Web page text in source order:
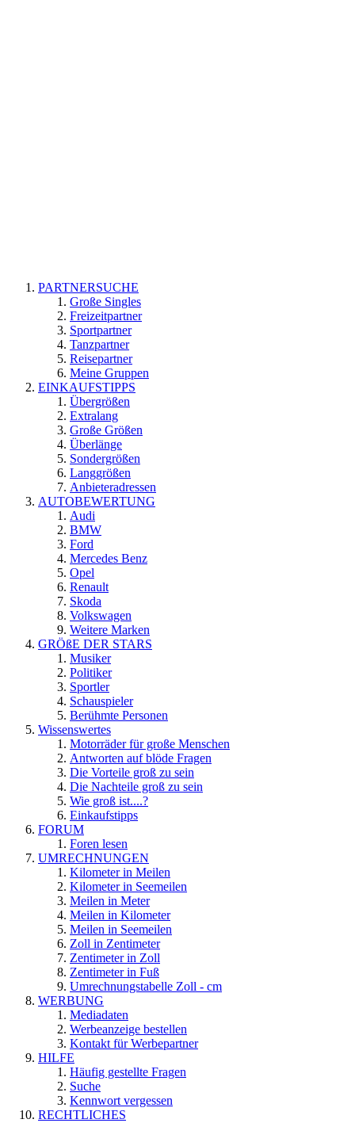
PARTNERSUCHE
Große Singles
Freizeitpartner
Sportpartner
Tanzpartner
Reisepartner
Meine Gruppen
EINKAUFSTIPPS
Übergrößen
Extralang
Große Größen
Überlänge
Sondergrößen
Langgrößen
Anbieteradressen
AUTOBEWERTUNG
Audi
BMW
Ford
Mercedes Benz
Opel
Renault
Skoda
Volkswagen
Weitere Marken
GRÖßE DER STARS
Musiker
Politiker
Sportler
Schauspieler
Berühmte Personen
Wissenswertes
Motorräder für große Menschen
Antworten auf blöde Fragen
Die Vorteile groß zu sein
Die Nachteile groß zu sein
Wie groß ist....?
Einkaufstipps
FORUM
Foren lesen
UMRECHNUNGEN
Kilometer in Meilen
Kilometer in Seemeilen
Meilen in Meter
Meilen in Kilometer
Meilen in Seemeilen
Zoll in Zentimeter
Zentimeter in Zoll
Zentimeter in Fuß
Umrechnungstabelle Zoll - cm
WERBUNG
Mediadaten
Werbeanzeige bestellen
Kontakt für Werbepartner
HILFE
Häufig gestellte Fragen
Suche
Kennwort vergessen
RECHTLICHES